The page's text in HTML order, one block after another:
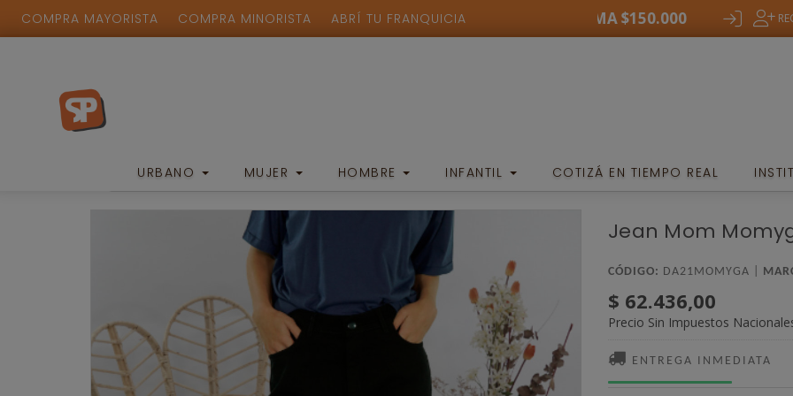
URBANO MUJER HOMBRE INFANTIL COTIZÁ EN TIEMPO REAL
COMPRA MINIMA $150.000 COMPRA
COMPRA MAYORISTA COMPRA MINORISTA ABRÍ TU FRANQUICIA
Mujer / Jean Mom Momyga
Jean Mom
CÓDIGO: DA21MOMYGA |
$ 62.436,00
Precio Sin Impuestos
ENTREGA INMEDIATA